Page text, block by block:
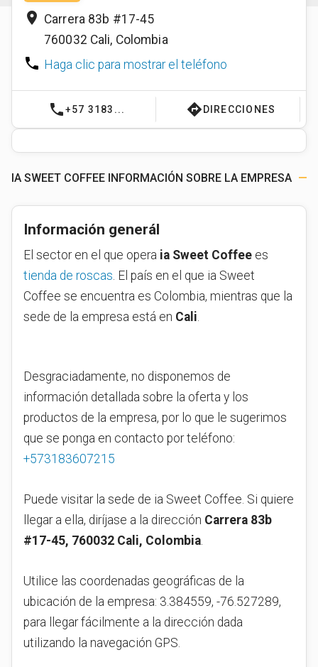
place Carrera 83b #17-45
760032 Cali, Colombia
phone Haga clic para mostrar el teléfono
phone+57 3183... directions DIRECCIONES
IA SWEET COFFEE INFORMACIÓN SOBRE LA EMPRESA
Información generál
El sector en el que opera ia Sweet Coffee es
tienda de roscas. El país en el que ia Sweet
Coffee se encuentra es Colombia, mientras que la
sede de la empresa está en Cali.
Desgraciadamente, no disponemos de
información detallada sobre la oferta y los
productos de la empresa, por lo que le sugerimos
que se ponga en contacto por teléfono:
+573183607215
Puede visitar la sede de ia Sweet Coffee. Si quiere
llegar a ella, diríjase a la dirección Carrera 83b
#17-45, 760032 Cali, Colombia
Utilice las coordenadas geográficas de la
ubicación de la empresa: 3.384559, -76.527289,
para llegar fácilmente a la dirección dada
utilizando la navegación GPS.